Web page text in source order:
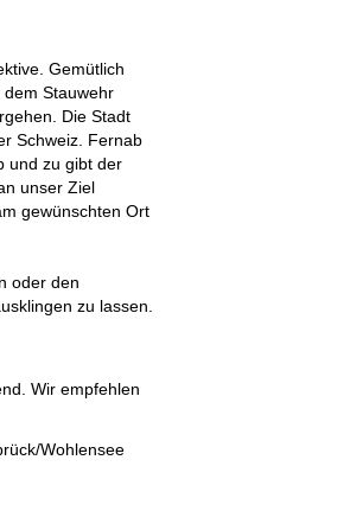
Gemütlich
Stauwehr
Die Stadt
Schweiz. Fernab
und zu gibt der
unser Ziel
gewünschten Ort
oder den
zu lassen.
Wir empfehlen
Wohlensee